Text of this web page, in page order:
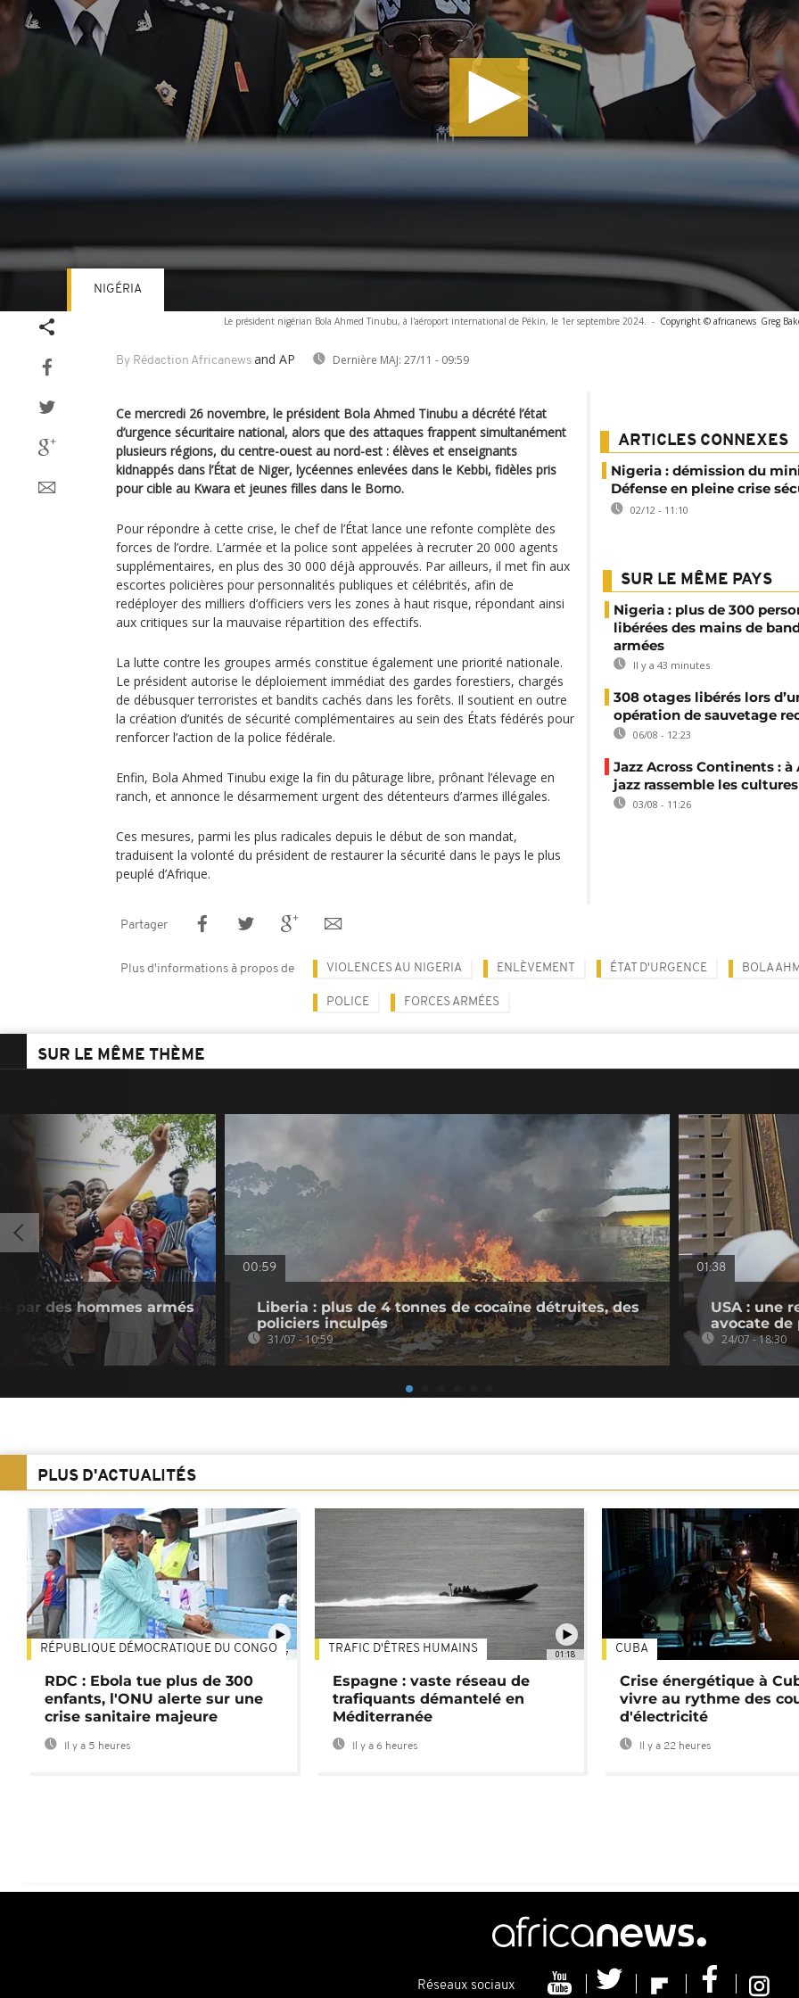
Le président nigérian Bola Ahmed Tinubu, à l'aéroport international de Pékin, le 1er septembre 2024. - Copyright © africanews Greg
By Rédaction Africanews and AP Dernière MAJ: 27/11 - 09:59
NIGÉRIA
Ce mercredi 26 novembre, le président Bola Ahmed Tinubu a décrété l’état
d’urgence sécuritaire national, alors que des attaques frappent simultanément
plusieurs régions, du centre-ouest au nord-est : élèves et enseignants
kidnappés dans l’État de Niger, lycéennes enlevées dans le Kebbi, fidèles pris
pour cible au Kwara et jeunes filles dans le Borno.
Pour répondre à cette crise, le chef de l’État lance une refonte complète des
forces de l’ordre. L’armée et la police sont appelées à recruter 20 000 agents
supplémentaires, en plus des 30 000 déjà approuvés. Par ailleurs, il met fin aux
escortes policières pour personnalités publiques et célébrités, afin de
redéployer des milliers d’officiers vers les zones à haut risque, répondant ainsi
aux critiques sur la mauvaise répartition des effectifs.
La lutte contre les groupes armés constitue également une priorité nationale.
Le président autorise le déploiement immédiat des gardes forestiers, chargés
de débusquer terroristes et bandits cachés dans les forêts. Il soutient en outre
la création d’unités de sécurité complémentaires au sein des États fédérés pour
renforcer l’action de la police fédérale.
Enfin, Bola Ahmed Tinubu exige la fin du pâturage libre, prônant l’élevage en
ranch, et annonce le désarmement urgent des détenteurs d’armes illégales.
Ces mesures, parmi les plus radicales depuis le début de son mandat,
traduisent la volonté du président de restaurer la sécurité dans le pays le plus
peuplé d’Afrique.
ARTICLES CONNEXES
Nigeria : démission du
Défense en pleine crise
02/12 - 11:10
SUR LE MÊME PAYS
Nigeria : plus de 300
libérées des mains de
armées
Il y a 43 minutes
308 otages libérés lors
opération de sauvetage
06/08 - 12:23
Jazz Across Continents : à
jazz rassemble les cultures
03/08 - 11:26
Partager
Plus d'informations à propos de VIOLENCES AU NIGERIA ENLÈVEMENT ÉTAT D'URGENCE BOLA
POLICE FORCES ARMÉES
SUR LE MÊME THÈME
par des hommes armés
00:59
Liberia : plus de 4 tonnes de cocaïne détruites, des
policiers inculpés
31/07 - 10:59
01:38
USA : une
avocate de
24/07 - 18:30
PLUS D'ACTUALITÉS
01:47
RÉPUBLIQUE DÉMOCRATIQUE DU CONGO
RDC : Ebola tue plus de 300
enfants, l'ONU alerte sur une
crise sanitaire majeure
Il y a 5 heures
01:18
TRAFIC D'ÊTRES HUMAINS
Espagne : vaste réseau de
trafiquants démantelé en
Méditerranée
Il y a 6 heures
CUBA
Crise énergétique à
vivre au rythme des
d'électricité
Il y a 22 heures
Réseaux sociaux